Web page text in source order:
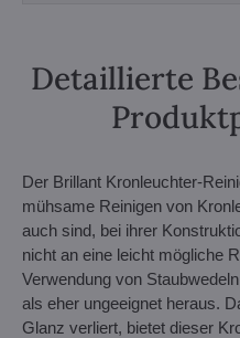
Detaillierte
Der Brillant Kronleuchter-
mühsame Reinigen von
auch sind, bei ihrer
nicht an eine leicht mögliche
Verwendung von
als eher ungeeignet heraus.
Glanz verliert, bietet dieser